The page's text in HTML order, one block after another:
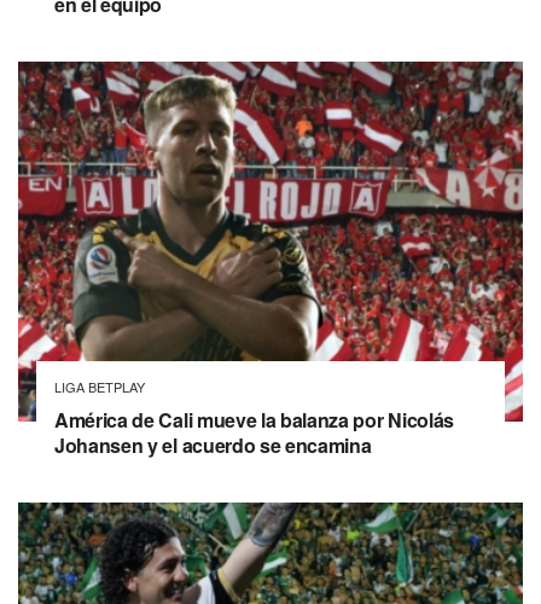
LIGA BETPLAY
América de Cali mueve la balanza por Nicolás
Johansen y el acuerdo se encamina